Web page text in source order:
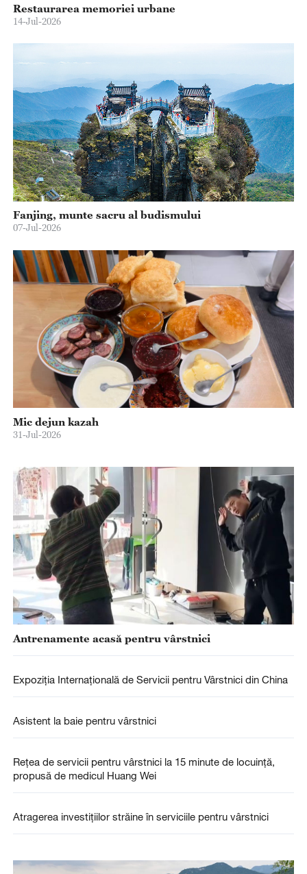
Restaurarea memoriei urbane
14-Jul-2026
Fanjing, munte sacru al budismului
07-Jul-2026
Mic dejun kazah
31-Jul-2026
Antrenamente acasă pentru vârstnici
Expoziția Internațională de Servicii pentru Vârstnici din China
Asistent la baie pentru vârstnici
Rețea de servicii pentru vârstnici la 15 minute de locuință,
propusă de medicul Huang Wei
Atragerea investițiilor străine în serviciile pentru vârstnici